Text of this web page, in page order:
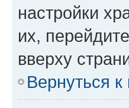
настройки
их,
вверху
Вернуться к